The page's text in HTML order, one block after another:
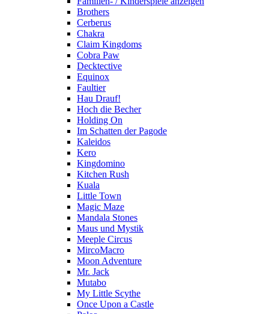
Brothers
Cerberus
Chakra
Claim Kingdoms
Cobra Paw
Decktective
Equinox
Faultier
Hau Drauf!
Hoch die Becher
Holding On
Im Schatten der Pagode
Kaleidos
Kero
Kingdomino
Kitchen Rush
Kuala
Little Town
Magic Maze
Mandala Stones
Maus und Mystik
Meeple Circus
MircoMacro
Moon Adventure
Mr. Jack
Mutabo
My Little Scythe
Once Upon a Castle